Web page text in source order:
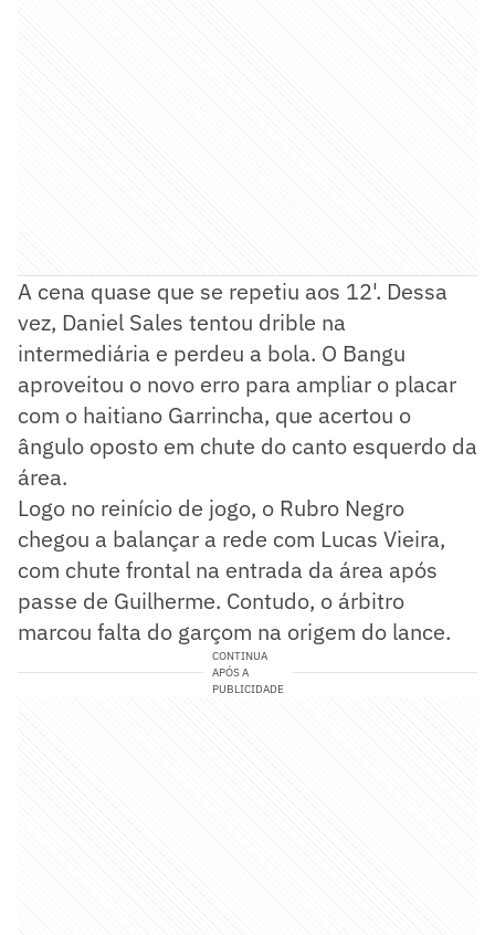
A cena quase que se repetiu aos 12'. Dessa
vez, Daniel Sales tentou drible na
intermediária e perdeu a bola. O Bangu
aproveitou o novo erro para ampliar o placar
com o haitiano Garrincha, que acertou o
ângulo oposto em chute do canto esquerdo da
área.
Logo no reinício de jogo, o Rubro Negro
chegou a balançar a rede com Lucas Vieira,
com chute frontal na entrada da área após
passe de Guilherme. Contudo, o árbitro
marcou falta do garçom na origem do lance.
CONTINUA
APÓS A
PUBLICIDADE